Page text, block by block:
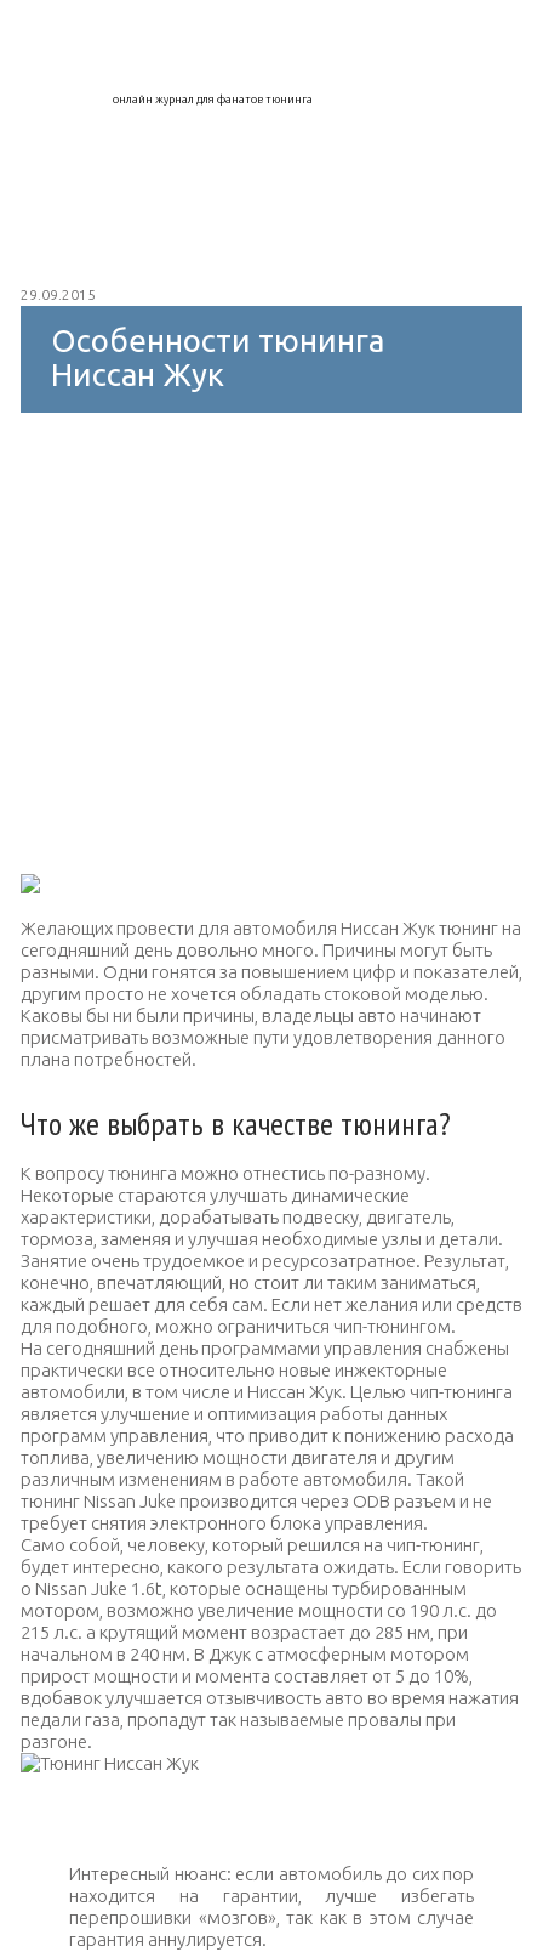
онлайн журнал для фанатов тюнинга
29.09.2015
Особенности тюнинга
Ниссан Жук
Желающих провести для автомобиля Ниссан Жук тюнинг на
сегодняшний день довольно много. Причины могут быть
разными. Одни гонятся за повышением цифр и показателей,
другим просто не хочется обладать стоковой моделью.
Каковы бы ни были причины, владельцы авто начинают
присматривать возможные пути удовлетворения данного
плана потребностей.
Что же выбрать в качестве тюнинга?
К вопросу тюнинга можно отнестись по-разному.
Некоторые стараются улучшать динамические
характеристики, дорабатывать подвеску, двигатель,
тормоза, заменяя и улучшая необходимые узлы и детали.
Занятие очень трудоемкое и ресурсозатратное. Результат,
конечно, впечатляющий, но стоит ли таким заниматься,
каждый решает для себя сам. Если нет желания или средств
для подобного, можно ограничиться чип-тюнингом.
На сегодняшний день программами управления снабжены
практически все относительно новые инжекторные
автомобили, в том числе и Ниссан Жук. Целью чип-тюнинга
является улучшение и оптимизация работы данных
программ управления, что приводит к понижению расхода
топлива, увеличению мощности двигателя и другим
различным изменениям в работе автомобиля. Такой
тюнинг Nissan Juke производится через ODB разъем и не
требует снятия электронного блока управления.
Само собой, человеку, который решился на чип-тюнинг,
будет интересно, какого результата ожидать. Если говорить
о Nissan Juke 1.6t, которые оснащены турбированным
мотором, возможно увеличение мощности со 190 л.с. до
215 л.с. а крутящий момент возрастает до 285 нм, при
начальном в 240 нм. В Джук с атмосферным мотором
прирост мощности и момента составляет от 5 до 10%,
вдобавок улучшается отзывчивость авто во время нажатия
педали газа, пропадут так называемые провалы при
разгоне.
Интересный нюанс: если автомобиль до сих пор
находится на гарантии, лучше избегать
перепрошивки «мозгов», так как в этом случае
гарантия аннулируется.